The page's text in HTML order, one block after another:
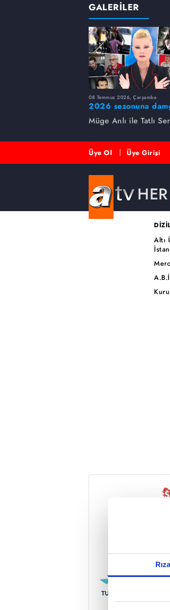
GALERİLER
08 Temmuz 2026, Çarşamba
2026 sezonuna
vuran 5 Müge Anlı
dosyası...
Müge Anlı ile Tatlı
Üye Ol Üye Girişi
Altı